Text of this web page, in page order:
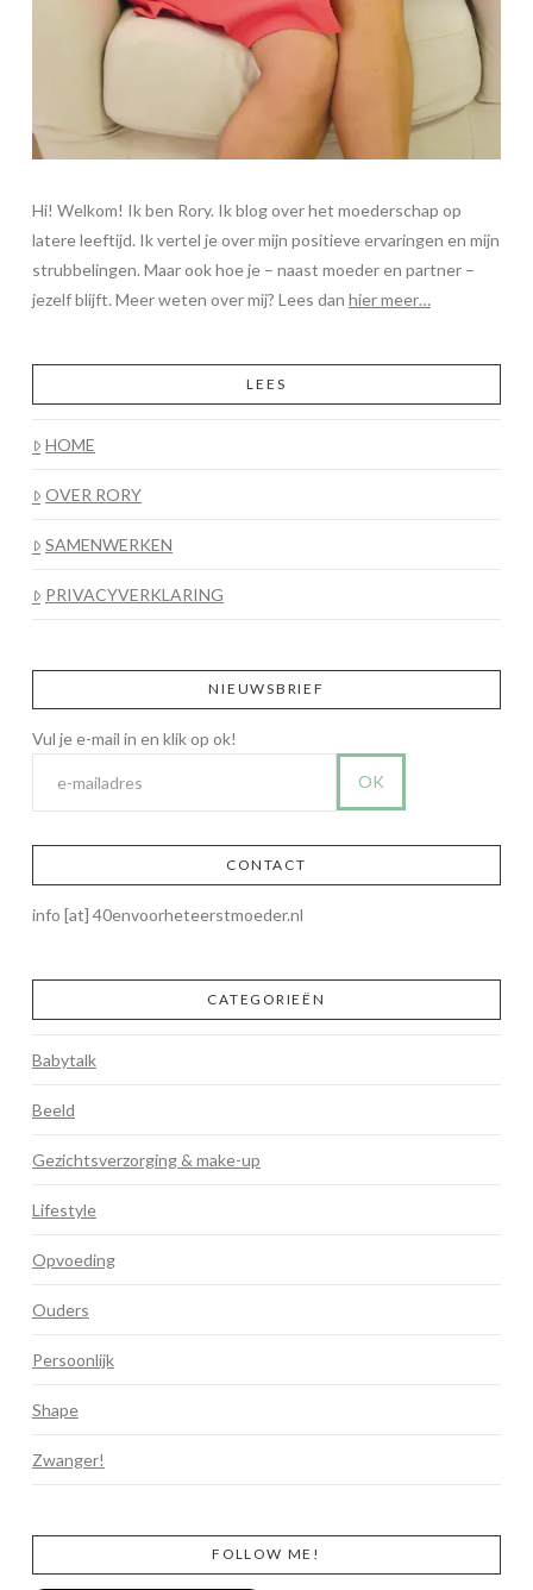
Hi! Welkom! Ik ben Rory. Ik blog over het moederschap op
latere leeftijd. Ik vertel je over mijn positieve ervaringen en mijn
strubbelingen. Maar ook hoe je – naast moeder en partner –
jezelf blijft. Meer weten over mij? Lees dan hier meer…
LEES
HOME
OVER RORY
SAMENWERKEN
PRIVACYVERKLARING
NIEUWSBRIEF
CONTACT
info [at] 40envoorheteerstmoeder.nl
CATEGORIEËN
Babytalk
Beeld
Gezichtsverzorging & make-up
Lifestyle
Opvoeding
Ouders
Persoonlijk
Shape
Zwanger!
FOLLOW ME!